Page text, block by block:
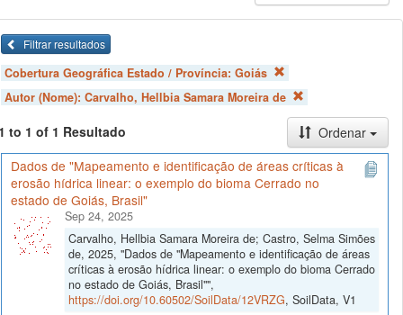
Filtrar resultados
Cobertura Geográfica Estado / Província: Goiás
Autor (Nome): Carvalho, Hellbia Samara Moreira de
to 1 of 1 Resultado
Ordenar
Dados de "Mapeamento e identificação de áreas críticas à
erosão hídrica linear: o exemplo do bioma Cerrado no
estado de Goiás, Brasil"
Sep 24, 2025
Carvalho, Hellbia Samara Moreira de; Castro, Selma Simões
de, 2025, "Dados de "Mapeamento e identificação de áreas
críticas à erosão hídrica linear: o exemplo do bioma Cerrado
no estado de Goiás, Brasil"",
https://doi.org/10.60502/SoilData/12VRZG, SoilData, V1